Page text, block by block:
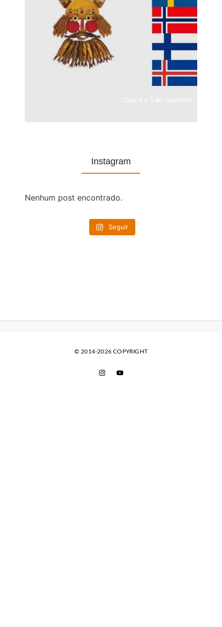
Instagram
Nenhum post encontrado.
Seguir
© 2014-2026 COPYRIGHT